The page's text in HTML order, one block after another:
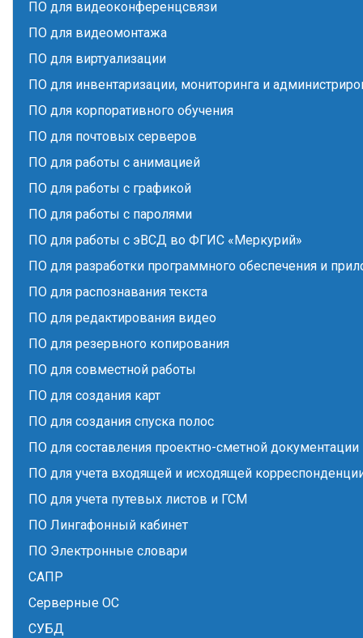
ПО для видеоконференцсвязи
ПО для видеомонтажа
ПО для виртуализации
ПО для инвентаризации, мониторинга и
ПО для корпоративного обучения
ПО для почтовых серверов
ПО для работы с анимацией
ПО для работы с графикой
ПО для работы с паролями
ПО для работы с эВСД во ФГИС «Меркурий»
ПО для разработки программного обеспечения и
ПО для распознавания текста
ПО для редактирования видео
ПО для резервного копирования
ПО для совместной работы
ПО для создания карт
ПО для создания спуска полос
ПО для составления проектно-сметной документации
ПО для учета входящей и исходящей
ПО для учета путевых листов и ГСМ
ПО Лингафонный кабинет
ПО Электронные словари
САПР
Серверные ОС
СУБД